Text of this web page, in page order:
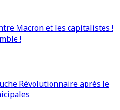
Macron et les capitalistes !
!
Révolutionnaire après le